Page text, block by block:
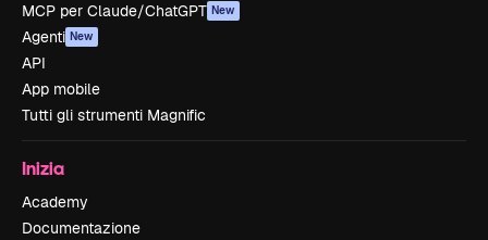
MCP per Claude/ChatGPT New
Agenti New
API
App mobile
Tutti gli strumenti Magnific
Inizia
Academy
Documentazione